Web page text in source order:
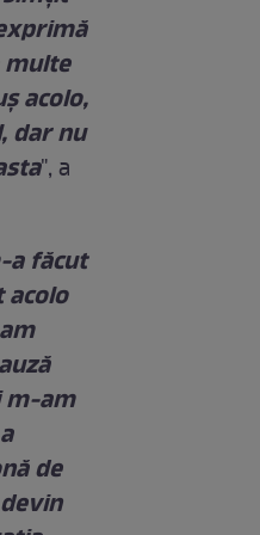
multe
acolo,
dar nu
", a
a făcut
acolo
m-am
de